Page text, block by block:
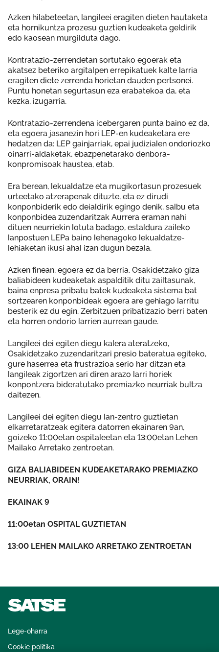
Azken hilabeteetan, langileei eragiten dieten hautaketa
eta hornikuntza prozesu guztien kudeaketa geldirik
edo kaosean murgilduta dago.
Kontratazio-zerrendetan sortutako egoerak eta
akatsez beteriko argitalpen errepikatuek kalte larria
eragiten diete zerrenda horietan dauden pertsonei.
Puntu honetan segurtasun eza erabatekoa da, eta
kezka, izugarria.
Kontratazio-zerrendena icebergaren punta baino ez da,
eta egoera jasanezin hori LEP-en kudeaketara ere
hedatzen da: LEP gainjarriak, epai judizialen ondoriozko
oinarri-aldaketak, ebazpenetarako denbora-
konpromisoak haustea, etab.
Era berean, lekualdatze eta mugikortasun prozesuek
urteetako atzerapenak dituzte, eta ez dirudi
konponbiderik edo deialdirik egingo denik, salbu eta
konponbidea zuzendaritzak Aurrera eraman nahi
dituen neurriekin lotuta badago, estaldura zaileko
lanpostuen LEPa baino lehenagoko lekualdatze-
lehiaketan ikusi ahal izan dugun bezala.
Azken finean, egoera ez da berria. Osakidetzako giza
baliabideen kudeaketak aspalditik ditu zailtasunak,
baina enpresa pribatu batek kudeaketa sistema bat
sortzearen konponbideak egoera are gehiago larritu
besterik ez du egin. Zerbitzuen pribatizazio berri baten
eta horren ondorio larrien aurrean gaude.
Langileei dei egiten diegu kalera ateratzeko,
Osakidetzako zuzendaritzari presio bateratua egiteko,
gure haserrea eta frustrazioa serio har ditzan eta
langileak zigortzen ari diren arazo larri horiek
konpontzera bideratutako premiazko neurriak bultza
daitezen.
Langileei dei egiten diegu lan-zentro guztietan
elkarretaratzeak egitera datorren ekainaren 9an,
goizeko 11:00etan ospitaleetan eta 13:00etan Lehen
Mailako Arretako zentroetan.
GIZA BALIABIDEEN KUDEAKETARAKO PREMIAZKO
NEURRIAK, ORAIN!
EKAINAK 9
11:00etan OSPITAL GUZTIETAN
13:00 LEHEN MAILAKO ARRETAKO ZENTROETAN
Lege-oharra
Cookie politika